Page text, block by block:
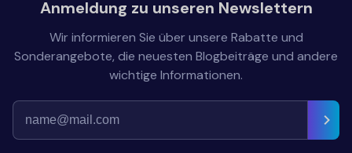
Anmeldung zu unseren Newslettern
Wir informieren Sie über unsere Rabatte und
Sonderangebote, die neuesten Blogbeiträge und andere
wichtige Informationen.